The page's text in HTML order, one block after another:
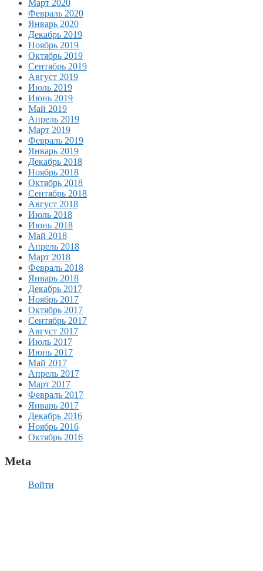
Март 2020
Февраль 2020
Январь 2020
Декабрь 2019
Ноябрь 2019
Октябрь 2019
Сентябрь 2019
Август 2019
Июль 2019
Июнь 2019
Май 2019
Апрель 2019
Март 2019
Февраль 2019
Январь 2019
Декабрь 2018
Ноябрь 2018
Октябрь 2018
Сентябрь 2018
Август 2018
Июль 2018
Июнь 2018
Май 2018
Апрель 2018
Март 2018
Февраль 2018
Январь 2018
Декабрь 2017
Ноябрь 2017
Октябрь 2017
Сентябрь 2017
Август 2017
Июль 2017
Июнь 2017
Май 2017
Апрель 2017
Март 2017
Февраль 2017
Январь 2017
Декабрь 2016
Ноябрь 2016
Октябрь 2016
Meta
Войти